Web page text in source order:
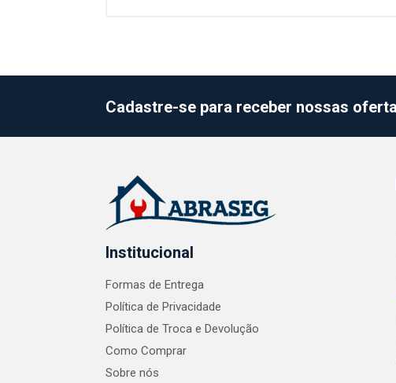
Cadastre-se para receber nossas
Institucional
Formas de Entrega
Política de Privacidade
Política de Troca e Devolução
Como Comprar
Sobre nós